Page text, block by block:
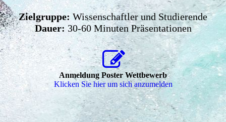
Zielgruppe: Wissenschaftler und Studierende
Dauer: 30-60 Minuten Präsentationen
Anmeldung Poster Wettbewerb
Klicken Sie hier um sich anzumelden